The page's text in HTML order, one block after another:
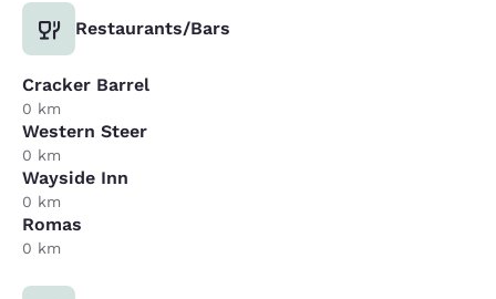
Restaurants/Bars
Cracker Barrel
0 km
Western Steer
0 km
Wayside Inn
0 km
Romas
0 km